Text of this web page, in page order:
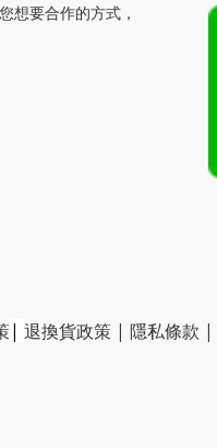
想要合作的方式，
| 退換貨政策 | 隱私條款 |